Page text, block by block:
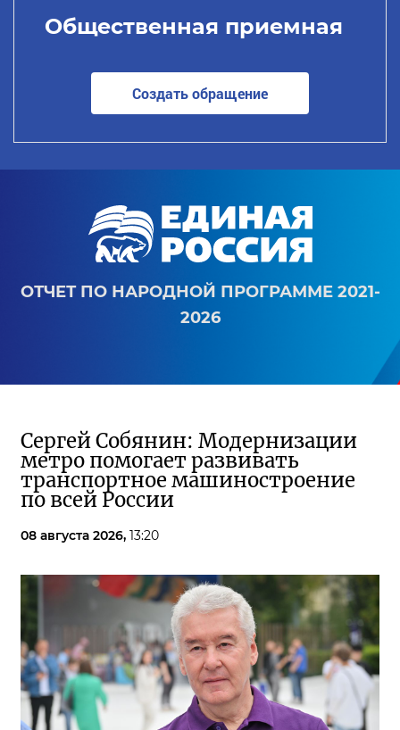
Общественная приемная
Создать обращение
ОТЧЕТ ПО НАРОДНОЙ ПРОГРАММЕ 2021-
2026
Сергей Собянин: Модернизации
метро помогает развивать
транспортное машиностроение
по всей России
08 августа 2026, 13:20